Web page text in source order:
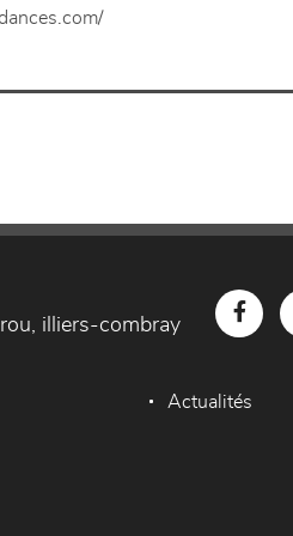
illiers-combray
Actualités